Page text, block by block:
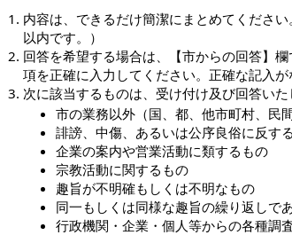
内容は、できるだけ簡潔にまとめてくださ
以内です。）
回答を希望する場合は、【市からの回答】
項を正確に入力してください。正確な記入が
次に該当するものは、受け付け及び回答いた
市の業務以外（国、都、他市町村、民
誹謗、中傷、あるいは公序良俗に反す
企業の案内や営業活動に類するもの
宗教活動に関するもの
趣旨が不明確もしくは不明なもの
同一もしくは同様な趣旨の繰り返しで
行政機関・企業・個人等からの各種調